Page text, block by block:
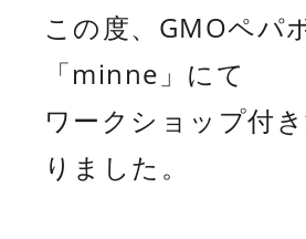
この度、GMOペパ
「minne」にて
ワークショップ付
りました。